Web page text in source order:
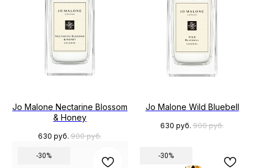
Jo Malone Nectarine Blossom
& Honey
630 руб. 900 руб.
Jo Malone Wild Bluebell
630 руб. 900 руб.
-30% -30%